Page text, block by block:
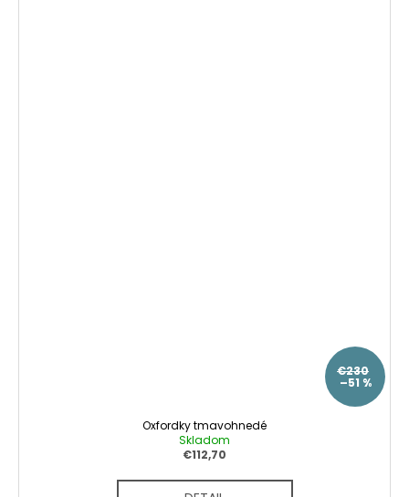
€230
–51 %
Oxfordky tmavohnedé
Skladom
€112,70